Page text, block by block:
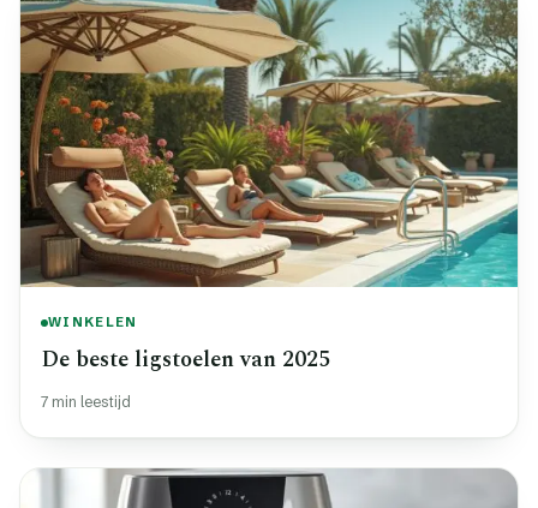
WINKELEN
De beste ligstoelen van 2025
7 min leestijd